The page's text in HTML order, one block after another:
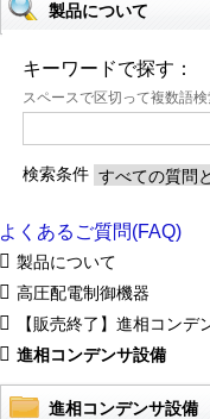
製品について
キーワードで探す：
スペースで区切って複数語
検索条件
よくあるご質問(FAQ)
製品について
高圧配電制御機器
【販売終了】進相コンデ
進相コンデンサ設備
進相コンデンサ設備